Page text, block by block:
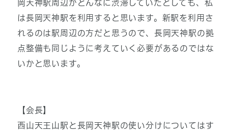
岡天神駅周辺がどんなに渋滞していたとしても、私
は長岡天神駅を利用すると思います。新駅を利用さ
れるのは駅周辺の方だと思うので、長岡天神駅の拠
点整備も同じように考えていく必要があるのではな
いかと思います。
【会長】
西山天王山駅と長岡天神駅の使い分けについてはす